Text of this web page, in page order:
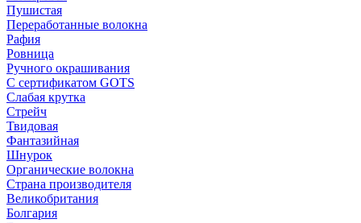
Пушистая
Переработанные волокна
Рафия
Ровница
Ручного окрашивания
С сертификатом GOTS
Слабая крутка
Стрейч
Твидовая
Фантазийная
Шнурок
Органические волокна
Страна производителя
Великобритания
Болгария